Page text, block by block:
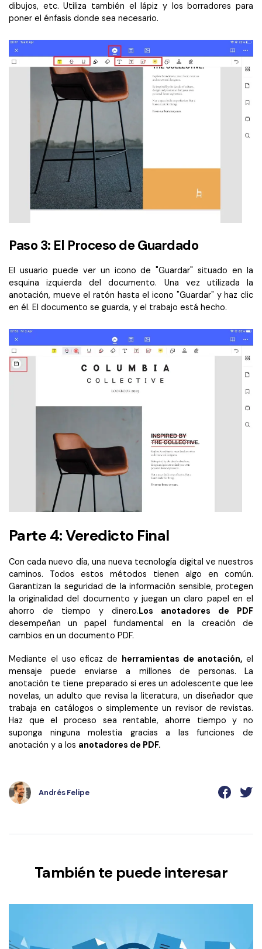
dibujos, etc. Utiliza también el lápiz y los borradores para
poner el énfasis donde sea necesario.
Paso 3: El Proceso de Guardado
El usuario puede ver un icono de "Guardar" situado en la
esquina izquierda del documento. Una vez utilizada la
anotación, mueve el ratón hasta el icono "Guardar" y haz clic
en él. El documento se guarda, y el trabajo está hecho.
Parte 4: Veredicto Final
Con cada nuevo día, una nueva tecnología digital ve nuestros
caminos. Todos estos métodos tienen algo en común.
Garantizan la seguridad de la información sensible, protegen
la originalidad del documento y juegan un claro papel en el
ahorro de tiempo y dinero.Los anotadores de PDF
desempeñan un papel fundamental en la creación de
cambios en un documento PDF.
Mediante el uso eficaz de herramientas de anotación, el
mensaje puede enviarse a millones de personas. La
anotación te tiene preparado si eres un adolescente que lee
novelas, un adulto que revisa la literatura, un diseñador que
trabaja en catálogos o simplemente un revisor de revistas.
Haz que el proceso sea rentable, ahorre tiempo y no
suponga ninguna molestia gracias a las funciones de
anotación y a los anotadores de PDF.
Andrés Felipe
También te puede interesar